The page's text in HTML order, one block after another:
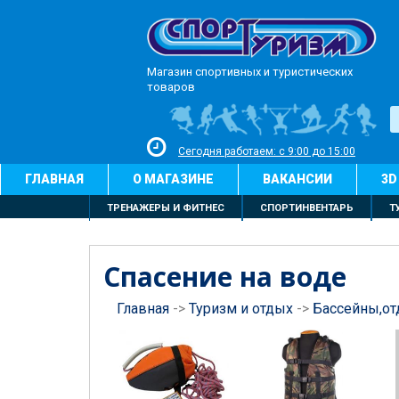
Магазин спортивных и туристических
товаров
Сегодня работаем: с 9:00 до 15:00
ГЛАВНАЯ О МАГАЗИНЕ ВАКАНСИИ
ТРЕНАЖЕРЫ И ФИТНЕС СПОРТИНВЕНТАРЬ
Спасение на воде
Главная -> Туризм и отдых ->